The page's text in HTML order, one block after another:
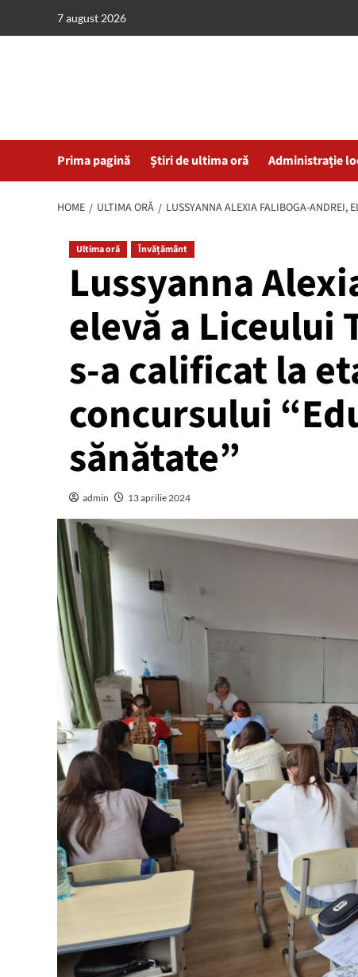
7 august 2026
Prima pagină Știri de ultima oră Administrație
HOME ULTIMA ORĂ LUSSYANNA ALEXIA FALIBOGA-ANDREI,
Ultima oră Învățământ
Lussyanna
elevă a Liceului
s-a calificat la
concursului
sănătate”
admin 13 aprilie 2024